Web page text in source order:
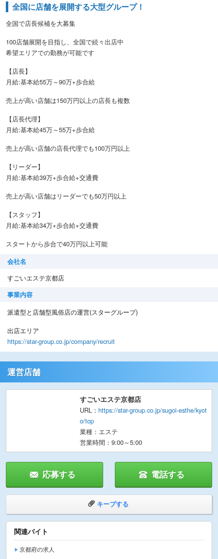
全国に店舗を展開する大型グループ！
全国で店長候補を大募集
100店舗展開を目指し、全国で続々出店中
希望エリアでの勤務が可能です
【店長】
月給:基本給55万～90万+歩合給
売上が高い店舗は150万円以上の店長も複数
【店長代理】
月給:基本給45万～55万+歩合給
売上が高い店舗の店長代理でも100万円以上
【リーダー】
月給:基本給39万+歩合給+交通費
売上が高い店舗はリーダーでも50万円以上
【スタッフ】
月給:基本給34万+歩合給+交通費
スタートから歩合で40万円以上可能
会社名
すごいエステ京都店
事業内容
派遣型と店舗型風俗店の運営(スターグループ)
出店エリア
https://star-group.co.jp/company/recruit
運営店舗
すごいエステ京都店
URL： https://star-group.co.jp/sugoi-esthe/kyot
o/top
業種：エステ
営業時間：9:00～5:00
応募する 電話する
キープする
関連バイト
京都府の求人